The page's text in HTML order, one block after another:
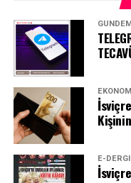
GÜNDEM
EKONOMI
E-DERGI